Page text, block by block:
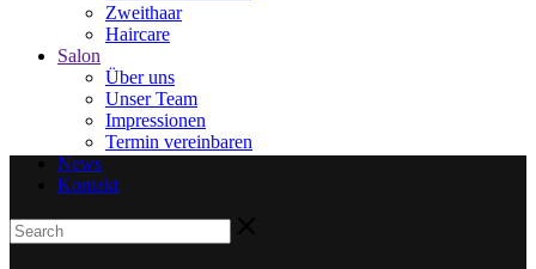
Zweithaar
Haircare
Salon
Über uns
Unser Team
Impressionen
Termin vereinbaren
News
Kontakt